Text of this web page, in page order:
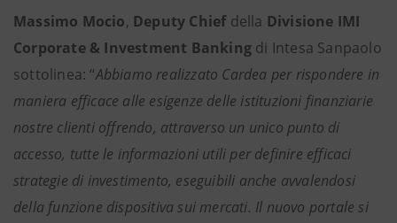
Massimo Mocio, Deputy Chiefdella Divisione IMI
Corporate & Investment Banking di Intesa Sanpaolo
sottolinea: “Abbiamo realizzato Cardea per rispondere in
maniera efficace alle esigenze delle istituzioni finanziarie
nostre clienti offrendo, attraverso un unico punto di
accesso, tutte le informazioni utili per definire efficaci
strategie di investimento, eseguibili anche avvalendosi
della funzione dispositiva sui mercati. Il nuovo portale si